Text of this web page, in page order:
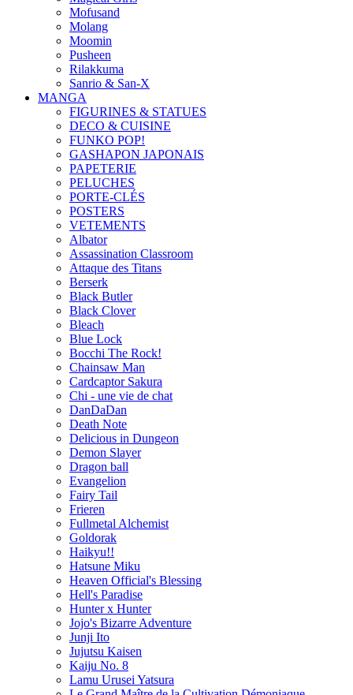
Mofusand
Molang
Moomin
Pusheen
Rilakkuma
Sanrio & San-X
MANGA
FIGURINES & STATUES
DECO & CUISINE
FUNKO POP!
GASHAPON JAPONAIS
PAPETERIE
PELUCHES
PORTE-CLÉS
POSTERS
VETEMENTS
Albator
Assassination Classroom
Attaque des Titans
Berserk
Black Butler
Black Clover
Bleach
Blue Lock
Bocchi The Rock!
Chainsaw Man
Cardcaptor Sakura
Chi - une vie de chat
DanDaDan
Death Note
Delicious in Dungeon
Demon Slayer
Dragon ball
Evangelion
Fairy Tail
Frieren
Fullmetal Alchemist
Goldorak
Haikyu!!
Hatsune Miku
Heaven Official's Blessing
Hell's Paradise
Hunter x Hunter
Jojo's Bizarre Adventure
Junji Ito
Jujutsu Kaisen
Kaiju No. 8
Lamu Urusei Yatsura